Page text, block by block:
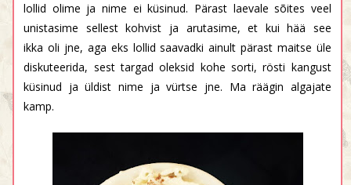
lollid olime ja nime ei küsinud. Pärast laevale sõites veel
unistasime sellest kohvist ja arutasime, et kui hää see
ikka oli jne, aga eks lollid saavadki ainult pärast maitse üle
diskuteerida, sest targad oleksid kohe sorti, rösti kangust
küsinud ja üldist nime ja vürtse jne. Ma räägin algajate
kamp.